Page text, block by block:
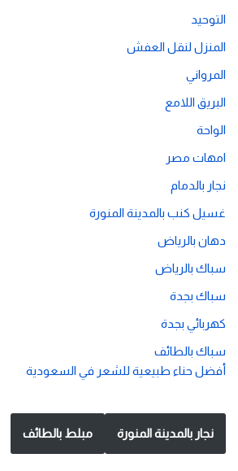
التوحيد
المنزل لنقل العفش
المرواني
البريق اللامع
الواحة
امهات مصر
نجار بالدمام
غسيل كنب بالمدينة المنورة
دهان بالرياض
سباك بالرياض
سباك بجدة
كهربائي بجدة
سباك بالطائف
أفضل حناء طبيعية للشعر في السعودية
نجار بالمدينة المنورة مبلط بالطائف